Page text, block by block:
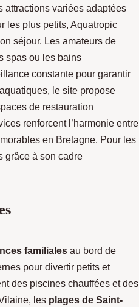
attractions variées adaptées
les plus petits, Aquatropic
séjour. Les amateurs de
spas ou les bains
constante pour garantir
le site propose
de restauration
renforcent l’harmonie entre
en Bretagne. Pour les
grâce à son cadre
familiales au bord de
pour divertir petits et
des piscines chauffées et des
les plages de Saint-